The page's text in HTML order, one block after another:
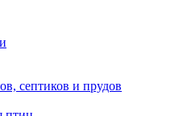
септиков и прудов